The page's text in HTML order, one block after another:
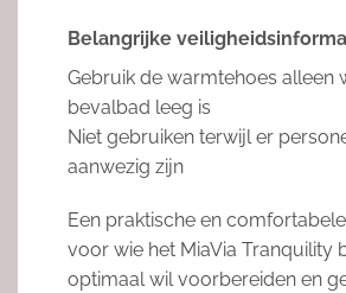
Belangrijke
Gebruik de warmtehoes alleen
bevalbad leeg is
Niet gebruiken terwijl er
aanwezig zijn
Een praktische en
voor wie het MiaVia Tranquility
optimaal wil voorbereiden en